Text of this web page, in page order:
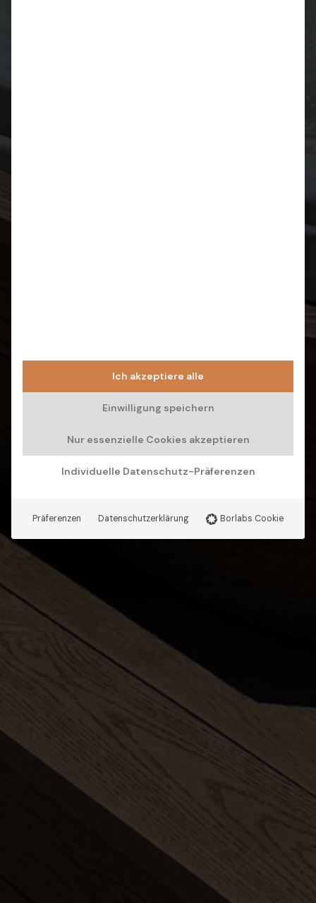
Ich akzeptiere alle
Einwilligung speichern
Nur essenzielle Cookies akzeptieren
Individuelle Datenschutz-Präferenzen
Präferenzen Datenschutzerklärung Borlabs Cookie